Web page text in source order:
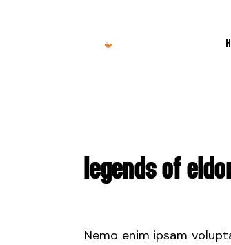
LEGENDS OF
Nemo enim ipsam